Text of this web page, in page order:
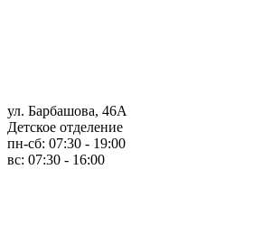
ул. Барбашова, 46А
Детское отделение
пн-сб: 07:30 - 19:00
вс: 07:30 - 16:00